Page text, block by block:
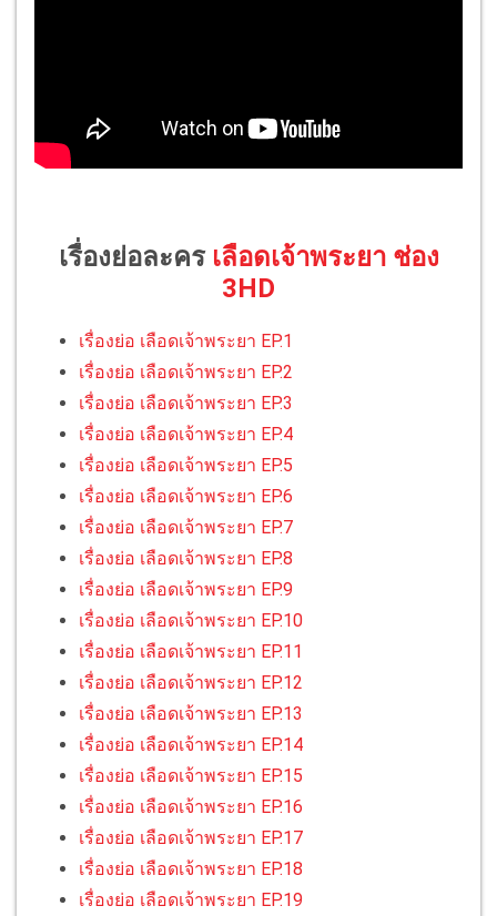
เรื่องย่อละคร เลือดเจ้าพระยา ช่อง
3HD
เรื่องย่อ เลือดเจ้าพระยา EP.1
เรื่องย่อ เลือดเจ้าพระยา EP.2
เรื่องย่อ เลือดเจ้าพระยา EP.3
เรื่องย่อ เลือดเจ้าพระยา EP.4
เรื่องย่อ เลือดเจ้าพระยา EP.5
เรื่องย่อ เลือดเจ้าพระยา EP.6
เรื่องย่อ เลือดเจ้าพระยา EP.7
เรื่องย่อ เลือดเจ้าพระยา EP.8
เรื่องย่อ เลือดเจ้าพระยา EP.9
เรื่องย่อ เลือดเจ้าพระยา EP.10
เรื่องย่อ เลือดเจ้าพระยา EP.11
เรื่องย่อ เลือดเจ้าพระยา EP.12
เรื่องย่อ เลือดเจ้าพระยา EP.13
เรื่องย่อ เลือดเจ้าพระยา EP.14
เรื่องย่อ เลือดเจ้าพระยา EP.15
เรื่องย่อ เลือดเจ้าพระยา EP.16
เรื่องย่อ เลือดเจ้าพระยา EP.17
เรื่องย่อ เลือดเจ้าพระยา EP.18
เรื่องย่อ เลือดเจ้าพระยา EP.19